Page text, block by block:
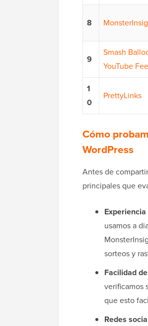
8
9
Smash
YouTube
1
0
PrettyLinks
Cómo
WordPress
Antes de
principales que
usamos a
sorteos y
Facilidad
verificamos
que esto
Redes